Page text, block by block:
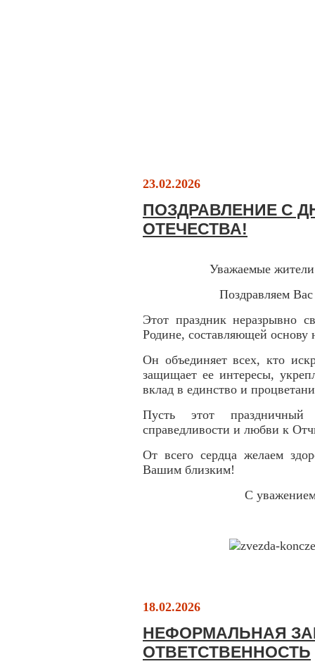
23.02.2026
ПОЗДРАВЛЕНИЕ С
ОТЕЧЕСТВА!
Уважаемые
Поздравляем
Этот праздник неразрывно
Родине, составляющей основу
Он объединяет всех, кто
защищает ее интересы,
вклад в единство и
Пусть этот
справедливости и любви к
От всего сердца желаем
Вашим близким!
С
18.02.2026
НЕФОРМАЛЬНАЯ
ОТВЕТСТВЕННОСТЬ